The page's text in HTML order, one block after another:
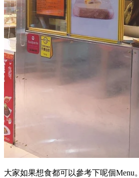
大家如果想食都可以參考下呢個Menu。